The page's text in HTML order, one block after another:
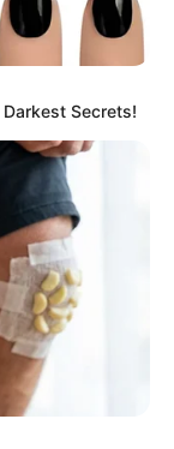
16 ส.ค.)
Darkest Secrets!